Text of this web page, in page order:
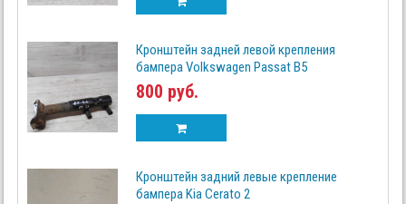
Кронштейн задней левой крепления
бампера Volkswagen Passat B5
800 руб.
Кронштейн задний левые крепление
бампера Kia Cerato 2